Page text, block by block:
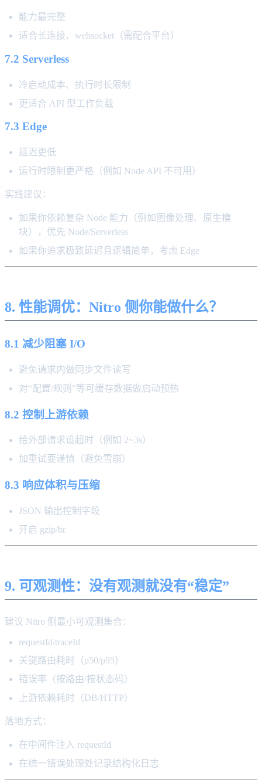
能力最完整
适合长连接、websocket（需配合平台）
7.2 Serverless
冷启动成本、执行时长限制
更适合 API 型工作负载
7.3 Edge
延迟更低
运行时限制更严格（例如 Node API 不可用）
实践建议：
如果你依赖复杂 Node 能力（例如图像处理、原生模
块），优先 Node/Serverless
如果你追求极致延迟且逻辑简单，考虑 Edge
8. 性能调优：Nitro 侧你能做什么？
8.1 减少阻塞 I/O
避免请求内做同步文件读写
对“配置/规则”等可缓存数据做启动预热
8.2 控制上游依赖
给外部请求设超时（例如 2~3s）
加重试要谨慎（避免雪崩）
8.3 响应体积与压缩
JSON 输出控制字段
开启 gzip/br
9. 可观测性：没有观测就没有“稳定”
建议 Nitro 侧最小可观测集合：
requestId/traceId
关键路由耗时（p50/p95）
错误率（按路由/按状态码）
上游依赖耗时（DB/HTTP）
落地方式：
在中间件注入 requestId
在统一错误处理处记录结构化日志